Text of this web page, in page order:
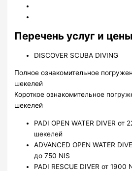
Перечень услуг и
DISCOVER SCUBA DIVING
Полное ознакомительное
шекелей
Короткое ознакомительное
шекелей
PADI OPEN WATER DIVER
шекелей
ADVANCED OPEN WATER
до 750 NIS
PADI RESCUE DIVER от 1900